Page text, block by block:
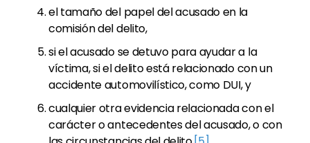
el tamaño del papel del acusado en la
comisión del delito,
si el acusado se detuvo para ayudar a la
víctima, si el delito está relacionado con un
accidente automovilístico, como DUI, y
cualquier otra evidencia relacionada con el
carácter o antecedentes del acusado, o con